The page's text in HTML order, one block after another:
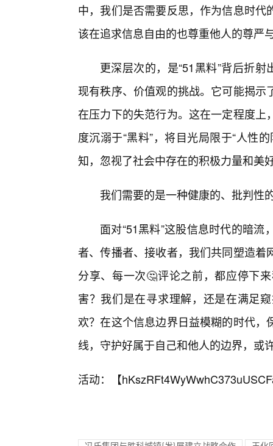
中，我们是否需要反思，作为信息时
该在追求信息自由的也尊重他人的尊严
更深层次的，是“51黑料”背后折
现有秩序、价值观的挑战。它可能揭
在压力下的失范行为。这在一定程度
度沉溺于“黑料”，将目光局限于“人性
知，忽视了社会中存在的积极力量和美
我们需要的是一种健康的、批判性
面对“51黑料”这股信息时代的暗
者、传播者、接收者，我们共同塑造
分享、每一次🤔评论之前，都应停下
害？我们是在寻求理解，还是在满足
欢？在这个信息边界日益模糊的时代
线，守护好属于自己和他人的边界，或
活动：【